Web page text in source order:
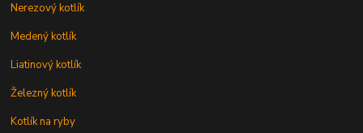
Nerezový kotlík
Medený kotlík
Liatinový kotlík
Železný kotlík
Kotlík na ryby